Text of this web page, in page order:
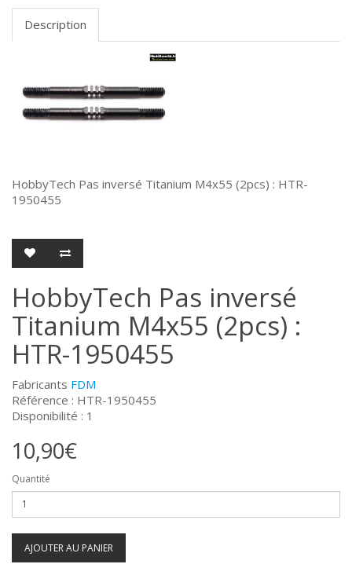
Description
HobbyTech Pas inversé Titanium M4x55 (2pcs) : HTR-
1950455
HobbyTech Pas inversé
Titanium M4x55 (2pcs) :
HTR-1950455
Fabricants FDM
Référence : HTR-1950455
Disponibilité : 1
10,90€
Quantité
AJOUTER AU PANIER